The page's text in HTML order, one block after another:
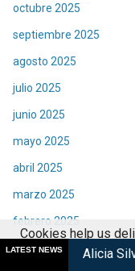
octubre 2025
septiembre 2025
agosto 2025
julio 2025
junio 2025
mayo 2025
abril 2025
marzo 2025
febrero 2025
enero 2025
LATEST NEWS
Silverstone
Cookies help us
services, you agree